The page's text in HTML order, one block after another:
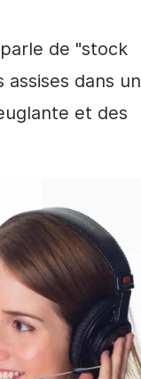
de "stock
dans un
et des